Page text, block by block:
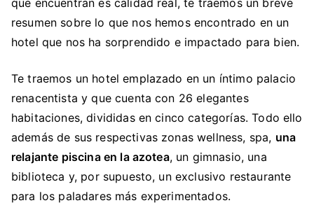
resumen sobre lo que nos hemos encontrado en un
hotel que nos ha sorprendido e impactado para bien.
Te traemos un hotel emplazado en un íntimo palacio
renacentista y que cuenta con 26 elegantes
habitaciones, divididas en cinco categorías. Todo ello
además de sus respectivas zonas wellness, spa, una
relajante piscina en la azotea, un gimnasio, una
biblioteca y, por supuesto, un exclusivo restaurante
para los paladares más experimentados.